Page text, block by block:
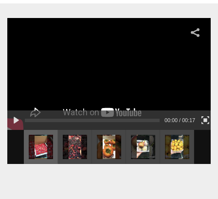
00:00 / 00:17